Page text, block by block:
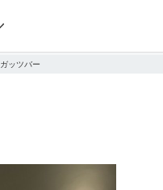
ガッツバー